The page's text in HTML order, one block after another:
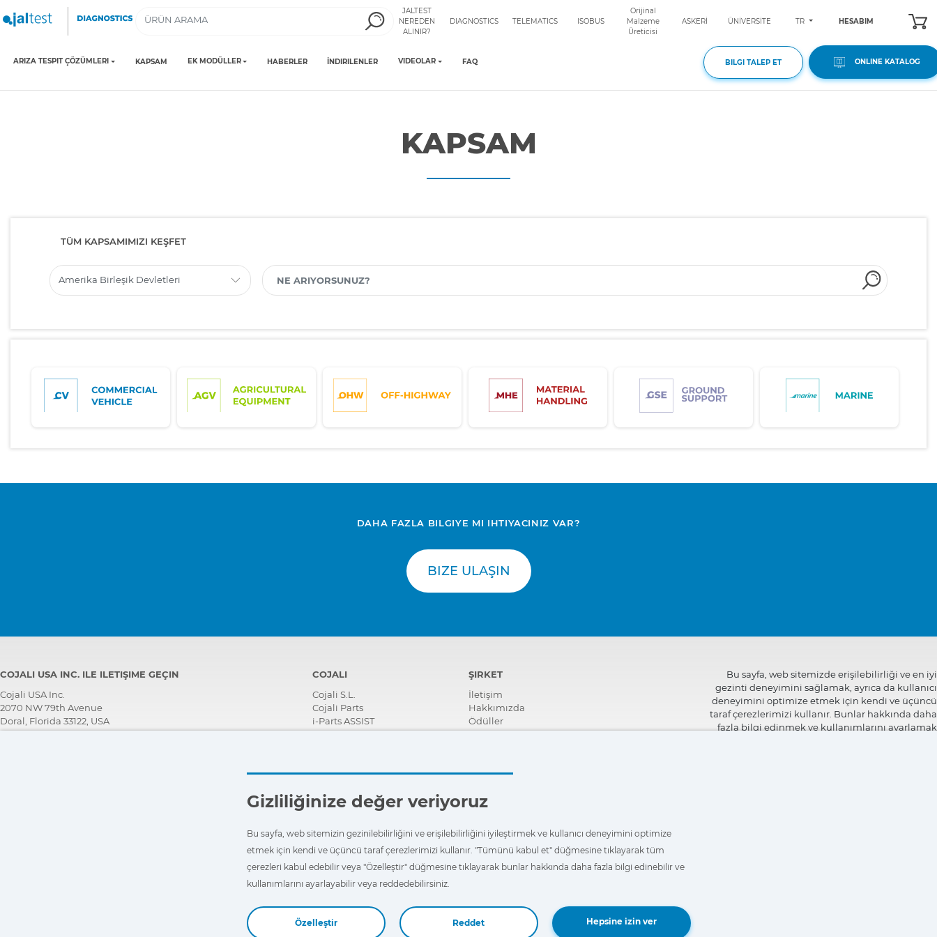
JALTEST
NEREDEN
ALINIR?
DIAGNOSTICS TELEMATICS ISOBUS
Orijinal
Malzeme
Üreticisi
ASKERİ ÜNİVERSİTE TR HESABIM
ARIZA TESPIT ÇÖZÜMLERI KAPSAM EK MODÜLLER HABERLER İNDIRILENLER VIDEOLAR FAQ BILGI TALEP ET ONLINE KATALOG
KAPSAM
TÜM KAPSAMIMIZI KEŞFET
DAHA FAZLA BILGIYE MI IHTIYACINIZ VAR?
BIZE ULAŞIN
COJALI USA INC. ILE ILETIŞIME GEÇIN
Cojali USA Inc.
2070 NW 79th Avenue
Doral, Florida 33122, USA
COJALI
Cojali S.L.
Cojali Parts
i-Parts ASSIST
ŞIRKET
İletişim
Hakkımızda
Ödüller
Sertifikalar
Haberler
FAQ - Sıkça Sorulan Sorular
Bu sayfa, web sitemizde erişilebilirliği ve en iyi
gezinti deneyimini sağlamak, ayrıca da kullanıcı
deneyimini optimize etmek için kendi ve üçüncü
taraf çerezlerimizi kullanır. Bunlar hakkında daha
fazla bilgi edinmek ve kullanımlarını ayarlamak
Gizliliğinize değer veriyoruz
Bu sayfa, web sitemizin gezinilebilirliğini ve erişilebilirliğini iyileştirmek ve kullanıcı deneyimini optimize
etmek için kendi ve üçüncü taraf çerezlerimizi kullanır. "Tümünü kabul et" düğmesine tıklayarak tüm
çerezleri kabul edebilir veya "Özelleştir" düğmesine tıklayarak bunlar hakkında daha fazla bilgi edinebilir ve
kullanımlarını ayarlayabilir veya reddedebilirsiniz.
Özelleştir Reddet Hepsine izin ver